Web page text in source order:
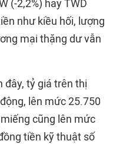
(-2,2%) hay TWD
như kiều hối, lượng
mại thặng dư vẫn
đây, tỷ giá trên thị
lên mức 25.750
cũng lên mức
tiền kỹ thuật số